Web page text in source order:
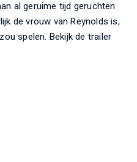
al geruime tijd geruchten
de vrouw van Reynolds is,
spelen. Bekijk de trailer